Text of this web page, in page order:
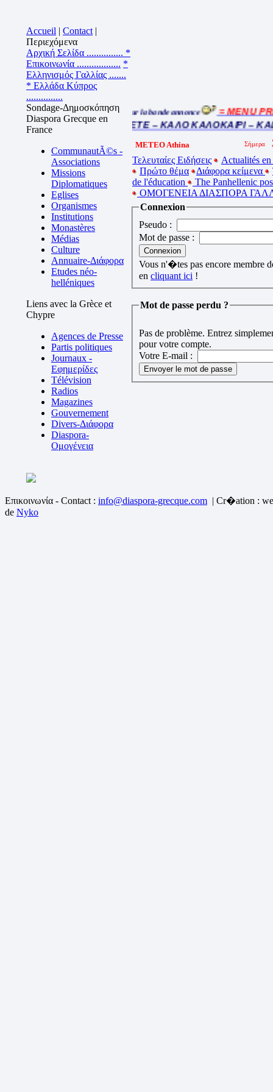
Accueil | Contact |
Περιεχόμενα
Αρχική Σελίδα ............... *
Επικοινωνία .................. *
Ελληνισμός Γαλλίας .......
* Ελλάδα Κύπρος
...............
Sondage-Δημοσκόπηση
Diaspora Grecque en
France
CommunautÃ©s -
Associations
Missions
Diplomatiques
Eglises
Organismes
Institutions
Monastères
Médias
Culture
Annuaire-Διάφορα
Etudes néo-
helléniques
Liens avec la Grèce et
Chypre
Agences de Presse
Partis politiques
Journaux -
Εφημερίδες
Télévision
Radios
Magazines
Gouvernement
Divers-Διάφορα
Diaspora-
Ομογένεια
Cliquez sur la bande annonce
= MENU
BEL ETE – ΚΑΛΟ ΚΑΛΟΚΑΙΡΙ –
METEO Athina
Τελευταίες Ειδήσεις
Actualités
Πρώτο θέμα
Διάφορα κείμενα
de l'éducation
The Panhellenic
ΟΜΟΓΕΝΕΙΑ ΔΙΑΣΠΟΡΑ
Connexion
Pseudo :
Mot de passe :
Vous n'�tes pas encore membre
en cliquant ici !
Mot de passe perdu ?
Pas de problème. Entrez
pour votre compte.
Votre E-mail :
Επικοινωνία - Contact : info@diaspora-grecque.com | Cr�ation :
de Nyko